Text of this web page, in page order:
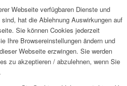
Webseite verfügbaren Dienste und
hat die Ablehnung Auswirkungen auf
Sie können Cookies jederzeit
Ihre Browsereinstellungen ändern und
Webseite erzwingen. Sie werden
zu akzeptieren / abzulehnen, wenn Sie